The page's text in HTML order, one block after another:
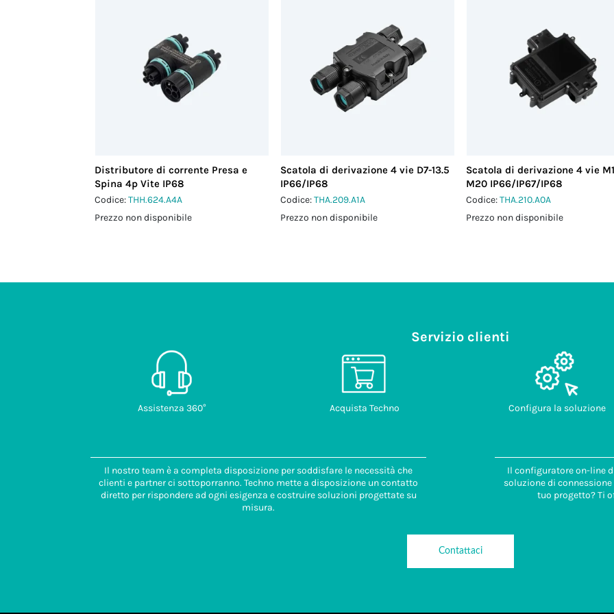
Distributore di corrente Presa e
Spina 4p Vite IP68
Codice:THH.624.A4A
Prezzo non disponibile
Scatola di derivazione 4 vie D7-13.5
IP66/IP68
Codice:THA.209.A1A
Prezzo non disponibile
Scatola di derivazione 4 vie
M20 IP66/IP67/IP68
Codice:THA.210.A0A
Prezzo non disponibile
Servizio clienti
Assistenza 360° Acquista Techno Configura la soluzione
Il nostro team è a completa disposizione per soddisfare le necessità che
clienti e partner ci sottoporranno. Techno mette a disposizione un contatto
diretto per rispondere ad ogni esigenza e costruire soluzioni progettate su
misura.
Il configuratore on-line
soluzione di
tuo progetto? Ti
Contattaci